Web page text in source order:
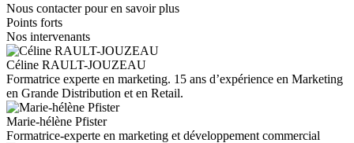
Nous contacter pour en savoir plus
Points forts
Nos intervenants
Céline RAULT-JOUZEAU
Formatrice experte en marketing. 15 ans d’expérience en Marketing
en Grande Distribution et en Retail.
Marie-hélène Pfister
Formatrice-experte en marketing et développement commercial